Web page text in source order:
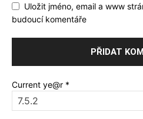
Uložit jméno, email a www
budoucí komentáře
Current ye@r *